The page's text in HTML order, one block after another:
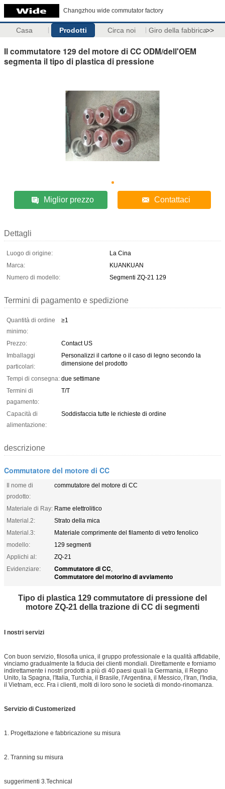
Changzhou wide commutator factory
Casa Prodotti Circa noi Giro della fabbrica>>
Il commutatore 129 del motore di CC ODM/dell'OEM
segmenta il tipo di plastica di pressione
Miglior prezzo Contattaci
Dettagli
Luogo di origine:
La Cina
Marca:
KUANKUAN
Numero di modello:
Segmenti ZQ-21 129
Termini di pagamento e spedizione
Quantità di ordine
minimo:
≥1
Prezzo:
Contact US
Imballaggi
particolari:
Personalizzi il cartone o il caso di legno secondo la
dimensione del prodotto
Tempi di consegna: due settimane
Termini di
pagamento:
T/T
Capacità di
alimentazione:
Soddisfaccia tutte le richieste di ordine
descrizione
Commutatore del motore di CC
Il nome di
prodotto:
commutatore del motore di CC
Materiale di Ray: Rame elettrolitico
Material.2:
Strato della mica
Material.3:
Materiale comprimente del filamento di vetro fenolico
modello:
129 segmenti
Applichi al:
ZQ-21
Evidenziare:
Commutatore di CC,
Commutatore del motorino di avviamento
Tipo di plastica 129 commutatore di pressione del
motore ZQ-21 della trazione di CC di segmenti
I nostri servizi
Con buon servizio, filosofia unica, il gruppo professionale e la qualità affidabile,
vinciamo gradualmente la fiducia dei clienti mondiali. Direttamente e forniamo
indirettamente i nostri prodotti a più di 40 paesi quali la Germania, il Regno
Unito, la Spagna, l'Italia, Turchia, il Brasile, l'Argentina, il Messico, l'Iran, l'India,
il Vietnam, ecc. Fra i clienti, molti di loro sono le società di mondo-rinomanza.
Servizio di Customerized
1. Progettazione e fabbricazione su misura
2. Tranning su misura
suggerimenti 3.Technical